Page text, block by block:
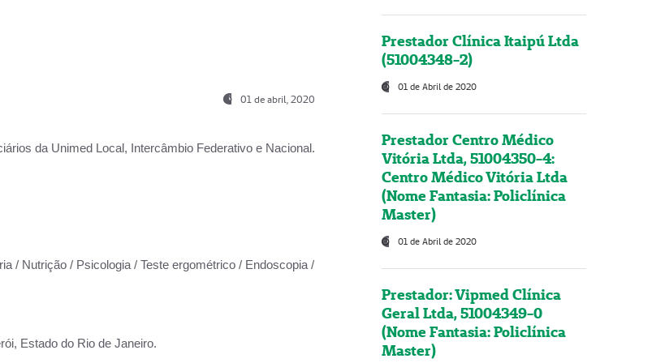
01 de abril, 2020
da Unimed Local, Intercâmbio Federativo e Nacional.
/ Nutrição / Psicologia / Teste ergométrico / Endoscopia /
Estado do Rio de Janeiro.
Prestador Clínica Itaipú Ltda
(51004348-2)
01 de Abril de 2020
Prestador Centro Médico
Vitória Ltda, 51004350-4:
Centro Médico Vitória Ltda
(Nome Fantasia: Policlínica
Master)
01 de Abril de 2020
Prestador: Vipmed Clínica
Geral Ltda, 51004349-0
(Nome Fantasia: Policlínica
Master)